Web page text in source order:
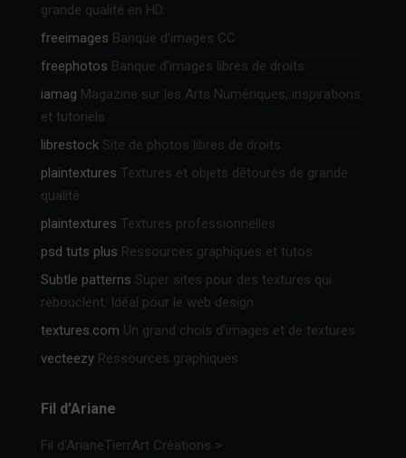
grande qualité en HD.
freeimages Banque d’images CC
freephotos Banque d’images libres de droits.
iamag Magazine sur les Arts Numériques, inspirations
et tutoriels
librestock Site de photos libres de droits.
plaintextures Textures et objets détourés de grande
qualité
plaintextures Textures professionnelles
psd tuts plus Ressources graphiques et tutos
Subtle patterns Super sites pour des textures qui
rebouclent. Idéal pour le web design.
textures.com Un grand chois d’images et de textures
vecteezy Ressources graphiques
Fil d’Ariane
Fil d'ArianeTierrArt Créations >